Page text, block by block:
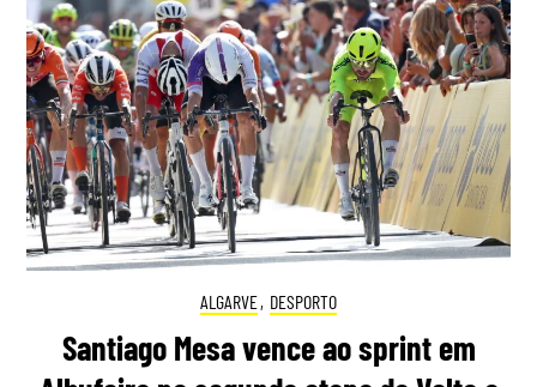
ALGARVE, DESPORTO
Santiago Mesa vence ao sprint em